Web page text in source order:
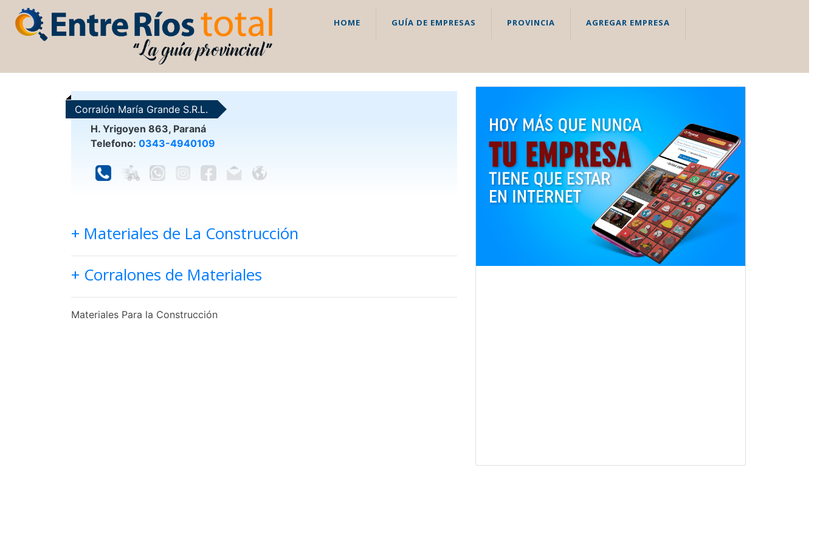
HOME GUÍA DE EMPRESAS PROVINCIA AGREGAR EMPRESA
Corralón María Grande S.R.L.
H. Yrigoyen 863, Paraná
Telefono: 0343-4940109
+ Materiales de La Construcción
+ Corralones de Materiales
Materiales Para la Construcción